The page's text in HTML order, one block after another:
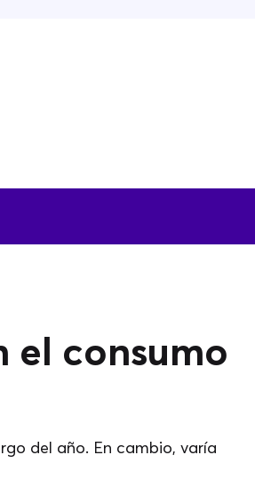
el consumo
del año. En cambio, varía